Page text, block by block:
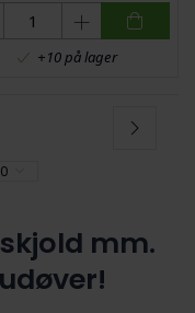
+10 på lager
mm.